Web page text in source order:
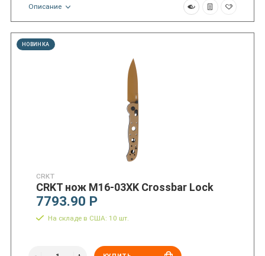
Описание
НОВИНКА
CRKT
CRKT нож M16-03XK Crossbar Lock
7793.90 Р
На складе в США: 10 шт.